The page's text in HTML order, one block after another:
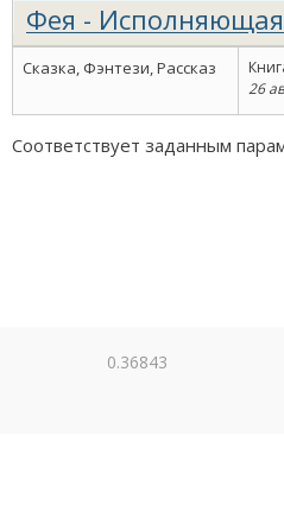
Фея -
Сказка, Фэнтези, Рассказ
26
Соответствует заданным
0.36843